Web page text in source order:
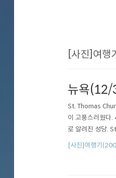
[사진]여
뉴욕
St. Thomas
이 고풍스러웠다.
로 알려진 성당.
[사진]여행기